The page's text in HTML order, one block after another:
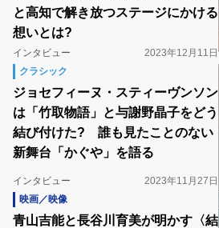
と高知で解き放つステージにかける
想いとは?
インタビュー
2023年12月11日
クラシック
ジョセフィーヌ・スティーヴンソン
は「竹取物語」と与謝野晶子をどう
結び付けた? 誰も見たことのない
新舞台「かぐや」を語る
インタビュー
2023年11月27日
映画／映像
青山吉能と長谷川育美が明かす〈結